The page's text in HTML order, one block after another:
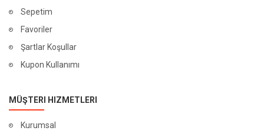
Sepetim
Favoriler
Şartlar Koşullar
Kupon Kullanımı
MÜŞTERI HIZMETLERI
Kurumsal